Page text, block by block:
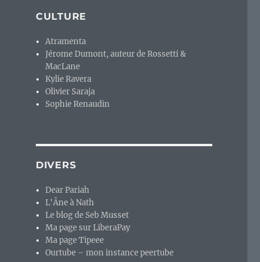
CULTURE
Atramenta
Jérome Dumont, auteur de Rossetti &
MacLane
Kylie Ravera
Olivier Saraja
Sophie Renaudin
DIVERS
Dear Pariah
L'Âne à Nath
Le blog de Seb Musset
Ma page sur LiberaPay
Ma page Tipeee
Ourtube – mon instance peertube